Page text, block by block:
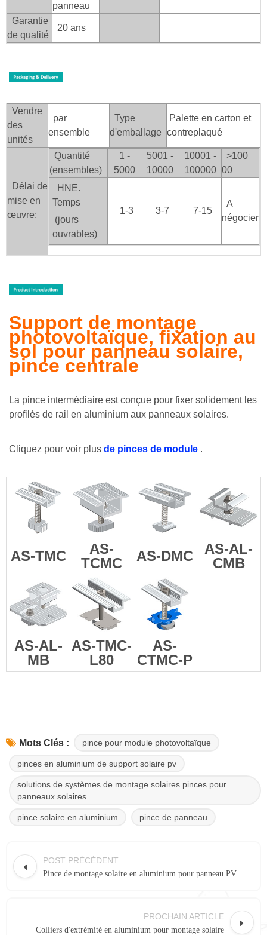
panneau
Garantie
de qualité
20 ans
Vendre
des
unités
par
ensemble
Type
d'emballage
Palette en carton et
contreplaqué
Délai de
mise en
œuvre:
Quantité
(ensembles)
1 -
5000
5001 -
10000
10001 -
100000
>100
00
HNE.
Temps
(jours
ouvrables)
1-3 3-7 7-15
A
négocier
Support de montage
photovoltaïque, fixation au
sol pour panneau solaire,
pince centrale
La pince intermédiaire est conçue pour fixer solidement les
profilés de rail en aluminium aux panneaux solaires.
Cliquez pour voir plus de pinces de module .
AS-TMC
AS-
TCMC
AS-DMC
AS-AL-
CMB
AS-AL-
MB
AS-TMC-
L80
AS-
CTMC-P
Mots Clés : pince pour module photovoltaïque
pinces en aluminium de support solaire pv
solutions de systèmes de montage solaires pinces pour
panneaux solaires
pince solaire en aluminium pince de panneau
POST PRÉCÉDENT
Pince de montage solaire en aluminium pour panneau PV
PROCHAIN ARTICLE
Colliers d'extrémité en aluminium pour montage solaire